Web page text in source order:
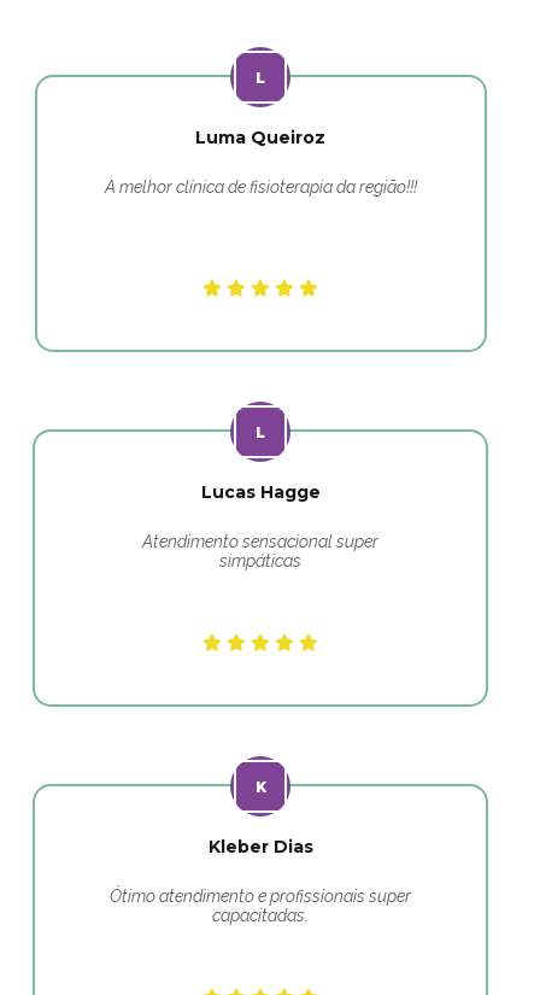
Luma Queiroz
A melhor clínica de fisioterapia da região!!!
Lucas Hagge
Atendimento sensacional super
simpáticas
Kleber Dias
Ótimo atendimento e profissionais super
capacitadas.